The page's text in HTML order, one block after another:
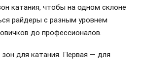
катания, чтобы на одном склоне
райдеры с разным уровнем
до профессионалов.
зон для катания. Первая — для